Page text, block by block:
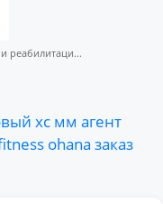
реабилитаци...
хс мм агент
ohana заказ